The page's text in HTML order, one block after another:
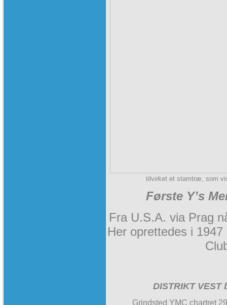
tilvirket et stamtræ, som
Første Y’s
Fra U.S.A. via Prag
Her oprettedes i 1947
DISTRIKT
Grindsted YMC chartret